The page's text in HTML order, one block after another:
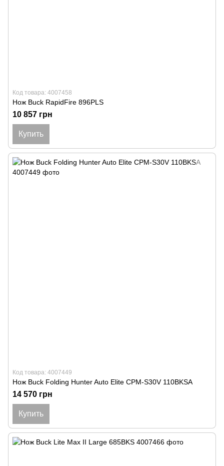
Код товара: 4007458
Нож Buck RapidFire 896PLS
10 857 грн
Купить
Код товара: 4007449
Нож Buck Folding Hunter Auto Elite CPM-S30V 110BKSA
14 570 грн
Купить